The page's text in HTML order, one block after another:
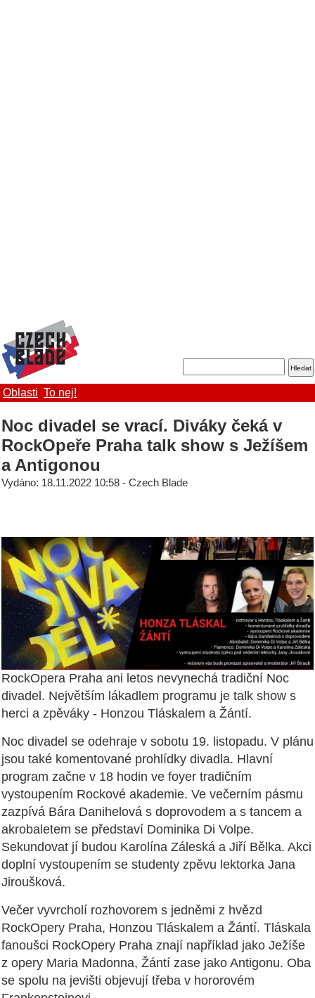
Oblasti To nej!
Noc divadel se vrací. Diváky čeká v
RockOpeře Praha talk show s Ježíšem
a Antigonou
Vydáno: 18.11.2022 10:58 - Czech Blade
RockOpera Praha ani letos nevynechá tradiční Noc
divadel. Největším lákadlem programu je talk show s
herci a zpěváky - Honzou Tláskalem a Žántí.
Noc divadel se odehraje v sobotu 19. listopadu. V plánu
jsou také komentované prohlídky divadla. Hlavní
program začne v 18 hodin ve foyer tradičním
vystoupením Rockové akademie. Ve večerním pásmu
zazpívá Bára Danihelová s doprovodem a s tancem a
akrobaletem se představí Dominika Di Volpe.
Sekundovat jí budou Karolína Záleská a Jiří Bělka. Akci
doplní vystoupením se studenty zpěvu lektorka Jana
Jiroušková.
Večer vyvrcholí rozhovorem s jedněmi z hvězd
RockOpery Praha, Honzou Tláskalem a Žántí. Tláskala
fanoušci RockOpery Praha znají například jako Ježíše
z opery Maria Madonna, Žántí zase jako Antigonu. Oba
se spolu na jevišti objevují třeba v hororovém